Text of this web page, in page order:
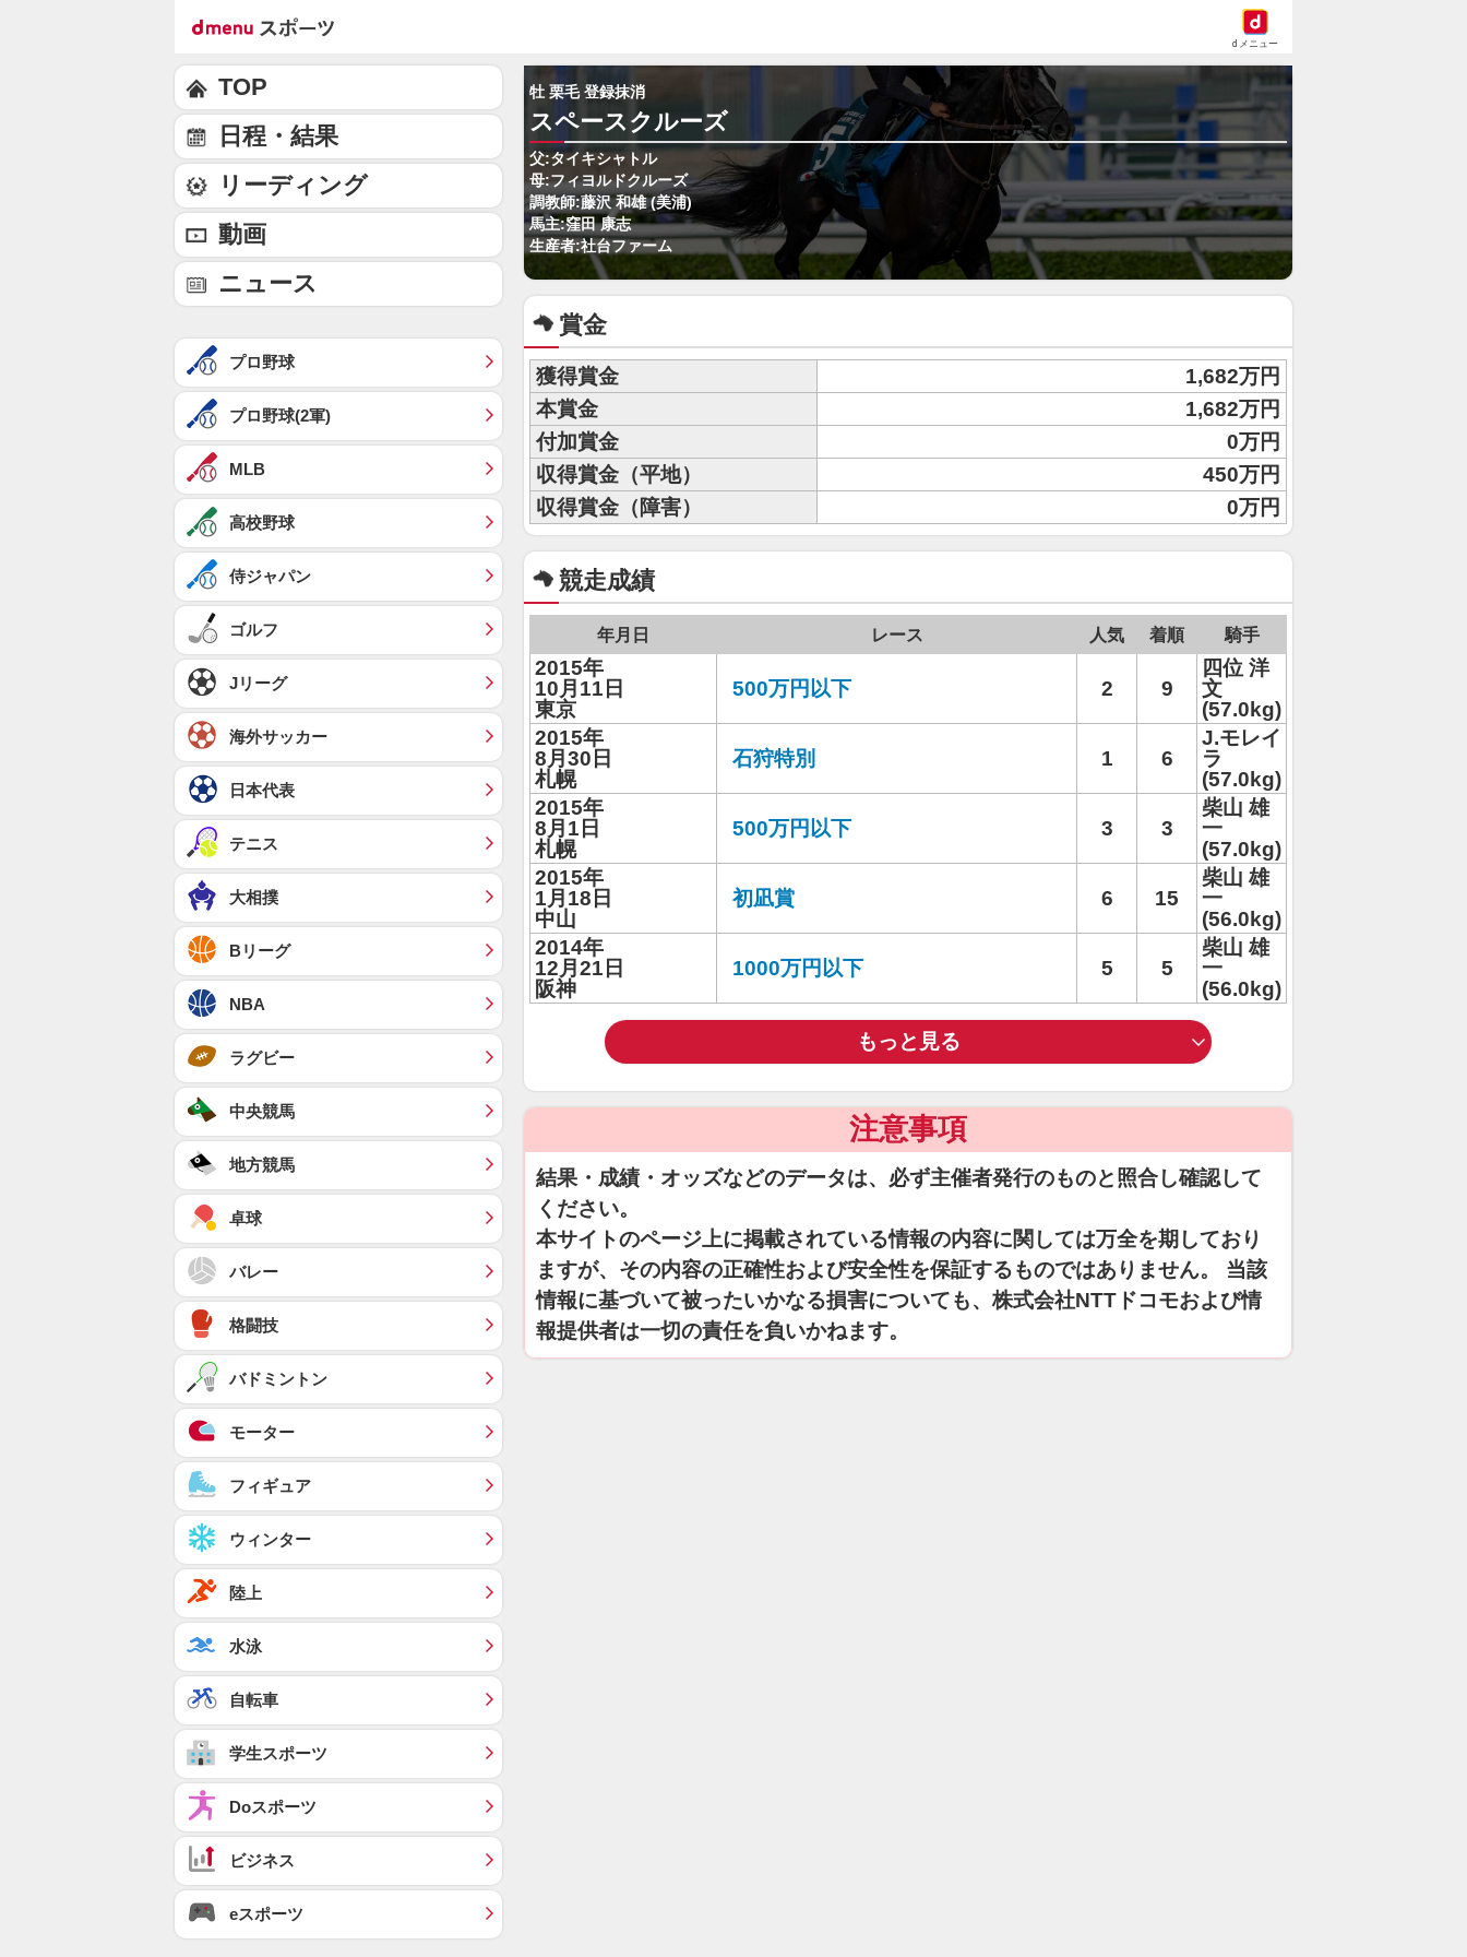
dメニュー
牡 栗毛 登録抹消
スペースクルーズ
父:タイキシャトル
母:フィヨルドクルーズ
調教師:藤沢 和雄 (美浦)
馬主:窪田 康志
生産者:社台ファーム
賞金
獲得賞金
1,682万円
本賞金
1,682万円
付加賞金
0万円
収得賞金（平地）
450万円
収得賞金（障害）
0万円
競走成績
年月日 レース 人気 着順 騎手
2015年
10月11日
東京
500万円以下 2 9
四位 洋
文
(57.0kg)
2015年
8月30日
札幌
石狩特別 1 6
J.モレイ
ラ
(57.0kg)
2015年
8月1日
札幌
500万円以下 3 3
柴山 雄
一
(57.0kg)
2015年
1月18日
中山
初凪賞 6 15
柴山 雄
一
(56.0kg)
2014年
12月21日
阪神
1000万円以下 5 5
柴山 雄
一
(56.0kg)
もっと見る
注意事項
結果・成績・オッズなどのデータは、必ず主催者発行のものと照合し確認して
ください。
本サイトのページ上に掲載されている情報の内容に関しては万全を期しており
ますが、その内容の正確性および安全性を保証するものではありません。 当該
情報に基づいて被ったいかなる損害についても、株式会社NTTドコモおよび情
報提供者は一切の責任を負いかねます。
TOP
日程・結果
リーディング
動画
ニュース
プロ野球
プロ野球(2軍)
MLB
高校野球
侍ジャパン
ゴルフ
Jリーグ
海外サッカー
日本代表
テニス
大相撲
Bリーグ
NBA
ラグビー
中央競馬
地方競馬
卓球
バレー
格闘技
バドミントン
モーター
フィギュア
ウィンター
陸上
水泳
自転車
学生スポーツ
Doスポーツ
ビジネス
eスポーツ